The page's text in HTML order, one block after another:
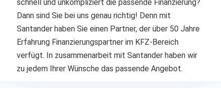
schnell und unkompliziert die passende Finanzierung?
Dann sind Sie bei uns genau richtig! Denn mit
Santander haben Sie einen Partner, der über 50 Jahre
Erfahrung Finanzierungspartner im KFZ-Bereich
verfügt. In zusammenarbeit mit Santander haben wir
zu jedem Ihrer Wünsche das passende Angebot.